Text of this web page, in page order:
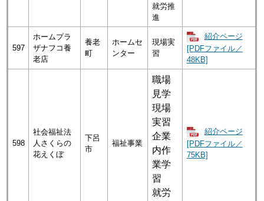
就労推
進
597
ホームプラ
ザナフコ養
老店
養老
町
ホームセ
ンター
現場実
習
紹介ページ
[PDFファイル／
48KB]
598
社会福祉法
人さくらの
花えくぼ
下呂
市
福祉事業
職場
見学
現場
実習
企業
内作
業学
習
就労
紹介ページ
[PDFファイル／
75KB]